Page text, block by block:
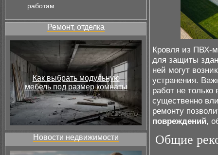
работам
Ремонт, отделка
Как выбрать модульную
мебель под размер комнаты
Новости недвижимости
Кровля из ПВХ-
для защиты
ней могут
устранения.
работ не только
существенно
ремонту
повреждений,
Общие